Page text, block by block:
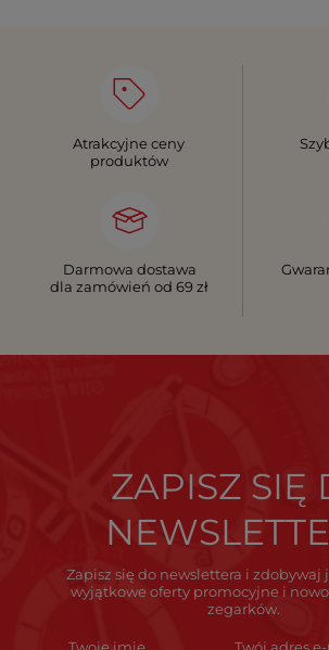
Atrakcyjne ceny
produktów
Darmowa dostawa
dla zamówień od 69 zł
ZAPISZ SIĘ
Zapisz się do newslettera i zdobywaj
wyjątkowe oferty promocyjne i
zegarków.